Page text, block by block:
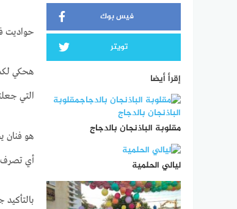
فيس بوك
تويتر
إقرأ أيضا
مقلوبة الباذنجان بالدجاج
ليالي الحلمية
حواديت
هحكي
التي
هو فنان
أي تصرف